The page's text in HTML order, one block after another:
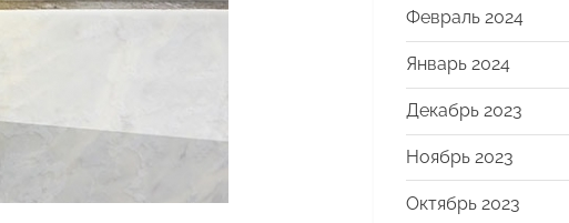
Февраль 2024
Январь 2024
Декабрь 2023
Ноябрь 2023
Октябрь 2023